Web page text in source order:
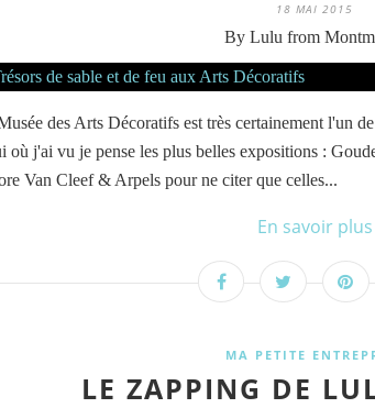
18 MAI 2015
By Lulu from
des Arts Décoratifs est très certainement l'un
où j'ai vu je pense les plus belles expositions :
Van Cleef & Arpels pour ne citer que celles...
En savoir plus
MA PETITE
LE ZAPPING DE